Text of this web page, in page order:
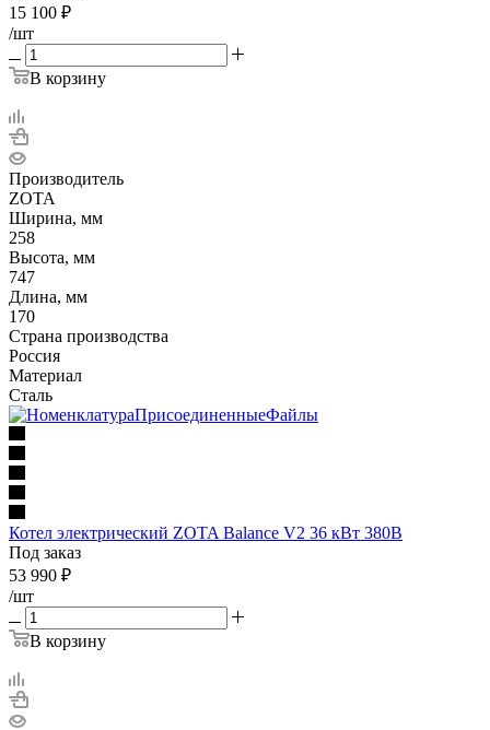
15 100 ₽
/шт
В корзину
Производитель
ZOTA
Ширина, мм
258
Высота, мм
747
Длина, мм
170
Страна производства
Россия
Материал
Сталь
Котел электрический ZOTA Balance V2 36 кВт 380В
Под заказ
53 990 ₽
/шт
В корзину